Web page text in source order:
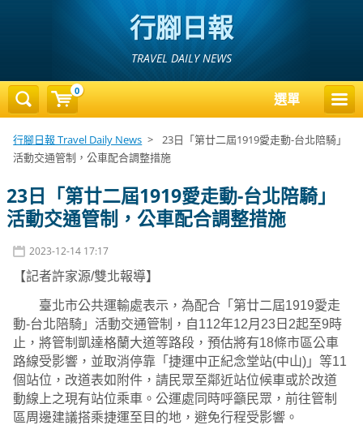
行腳日報
TRAVEL DAILY NEWS
選單
行腳日報 Travel Daily News >
23日「第廿二屆1919愛走動-台北陪騎」
活動交通管制，公車配合調整措施
23日「第廿二屆1919愛走動-台北陪騎」
活動交通管制，公車配合調整措施
2023-12-14 17:17
【記者許家源/雙北報導】
臺北市公共運輸處表示，為配合「第廿二屆1919愛走
動-台北陪騎」活動交通管制，自112年12月23日2起至9時
止，將管制凱達格蘭大道等路段，預估將有18條市區公車
路線受影響，並取消停靠「捷運中正紀念堂站(中山)」等11
個站位，改道表如附件，請民眾至鄰近站位候車或於改道
動線上之現有站位乘車。公運處同時呼籲民眾，前往管制
區周邊建議搭乘捷運至目的地，避免行程受影響。
0